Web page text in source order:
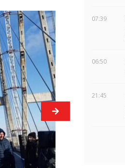
07:39
06:50
21:45